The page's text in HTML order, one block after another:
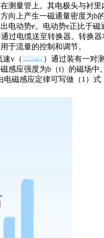
测量管上。其电极头与衬
向上产生一磁通量密度为b
电动势e。电动势e正比于
过电缆送至转换器。转换
于流量的控制和调节。
速v（
）通过装有一对
感应强度为b（t）的磁场
电磁感应定律可写做（1）式